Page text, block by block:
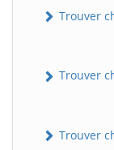
Trouver
Trouver
Trouver